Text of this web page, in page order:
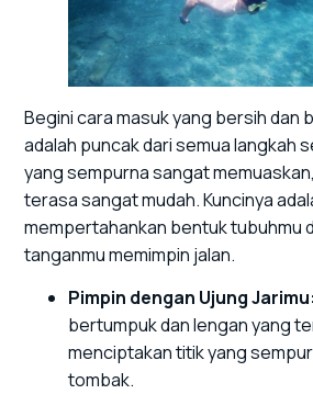
Begini cara masuk yang bersih dan
adalah puncak dari semua langkah
yang sempurna sangat
terasa sangat mudah. Kuncinya
mempertahankan bentuk tubuhmu
tanganmu memimpin jalan.
Pimpin dengan Ujung Jarimu:
bertumpuk dan lengan yang
menciptakan titik yang
tombak.